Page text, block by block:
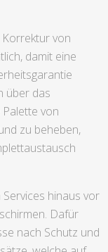
von
damit eine
über das
von
zu beheben,
hinaus vor
Dafür
nach Schutz und